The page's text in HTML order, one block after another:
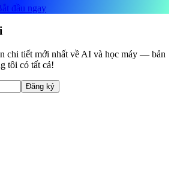
đầu ngay
chi tiết mới nhất về AI và học máy — bản
tôi có tất cả!
Đăng ký